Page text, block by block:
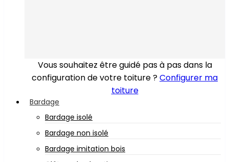
Vous souhaitez être guidé pas à pas dans la
configuration de votre toiture ?Configurer ma
toiture
Bardage
Bardage isolé
Bardage non isolé
Bardage imitation bois